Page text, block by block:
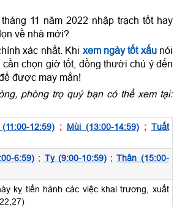
11 năm 2022 nhập trạch tốt hay
về nhà mới?
xác nhất. Khi xem ngày tốt xấu nói
chọn giờ tốt, đồng thười chú ý đến
được may mắn!
phòng trọ quý bạn có thể xem tại:
12:59); Mùi (13:00-14:59); Tuất
6:59) ; Tỵ (9:00-10:59);Thân (15:00-
kỵ tiến hành các việc khai trương, xuất